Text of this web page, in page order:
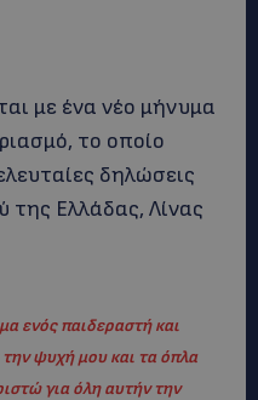
με ένα νέο μήνυμα
το οποίο
δηλώσεις
της Ελλάδας, Λίνας
ενός παιδεραστή και
ψυχή μου και τα όπλα
για όλη αυτήν την